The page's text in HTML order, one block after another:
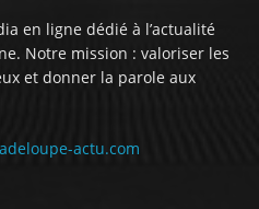
en ligne dédié à l’actualité
Notre mission : valoriser les
et donner la parole aux
actu.com